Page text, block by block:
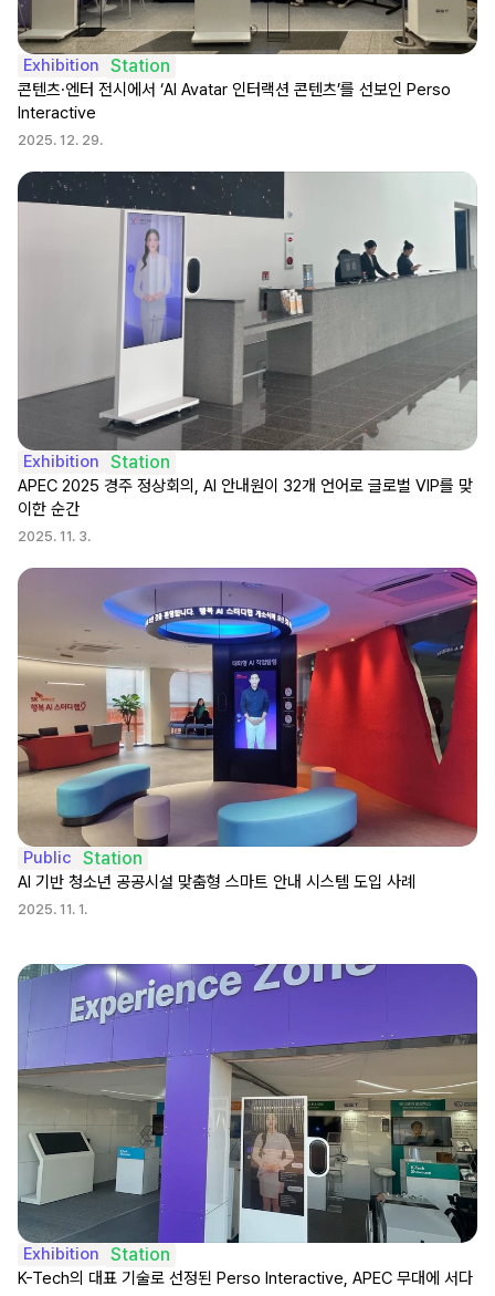
Exhibition Station
콘텐츠·엔터 전시에서 ‘AI Avatar 인터랙션 콘텐츠’를 선보인 Perso
Interactive
2025. 12. 29.
Exhibition Station
APEC 2025 경주 정상회의, AI 안내원이 32개 언어로 글로벌 VIP를 맞
이한 순간
2025. 11. 3.
Public Station
AI 기반 청소년 공공시설 맞춤형 스마트 안내 시스템 도입 사례
2025. 11. 1.
Exhibition Station
K-Tech의 대표 기술로 선정된 Perso Interactive, APEC 무대에 서다